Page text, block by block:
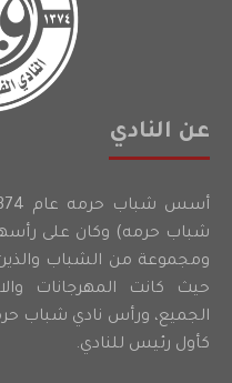
عن النادي
شباب حرمه) وكان على
ومجموعة من الشباب والذين
حيث كانت المهرجانات
الجميع، ورأس نادي شباب
كأول رئيس للنادي.